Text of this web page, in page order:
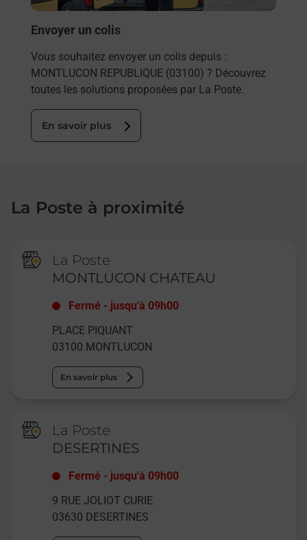
Envoyer un colis
Vous souhaitez envoyer un colis depuis :
MONTLUCON REPUBLIQUE (03100) ? Découvrez
toutes les solutions proposées par La Poste.
En savoir plus
La Poste à proximité
La Poste
MONTLUCON CHATEAU
Fermé - jusqu'à 09h00
PLACE PIQUANT
03100 MONTLUCON
En savoir plus
La Poste
DESERTINES
Fermé - jusqu'à 09h00
9 RUE JOLIOT CURIE
03630 DESERTINES